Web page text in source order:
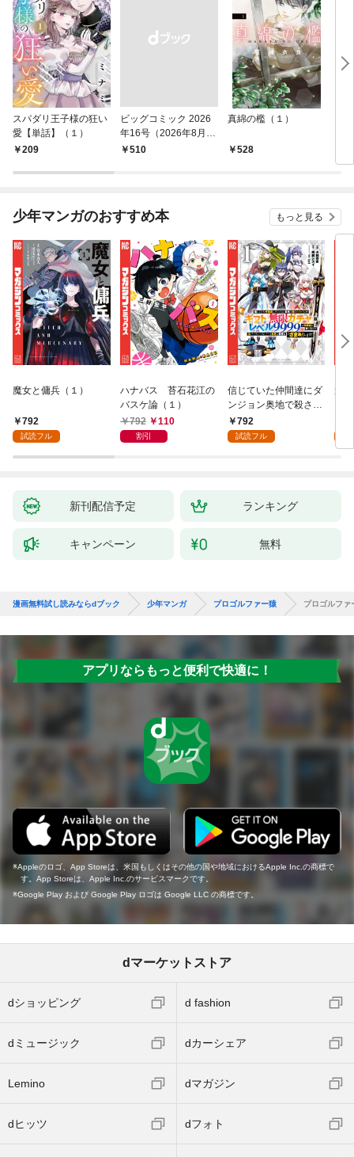
スパダリ王子様の狂い
愛【単話】（１）
209
ビッグコミック 2026
年16号（2026年8月7
日発売）
￥510
真綿の檻（１）
528
少年マンガのおすすめ本 もっと見る
魔女と傭兵（１）
792
試読フル
ハナバス 苔石花江の
バスケ論（１）
792
110
割引
信じていた仲間達にダ
ンジョン奥地で殺され
かけたがギフト『無限
ガチャ』でレベル９９
（１）
792
試読フル
追
強
～
新刊配信予定 ランキング
キャンペーン 無料
漫画無料試し読みならdブック 少年マンガ プロゴルファー猿 プロゴルファ
アプリならもっと便利で快適に！
Appleのロゴ、App Storeは、米国もしくはその他の国や地域におけるApple Inc.の商標で
す。App Storeは、Apple Inc.のサービスマークです。
Google Play および Google Play ロゴは Google LLC の商標です。
dマーケットストア
dショッピング d fashion
dミュージック dカーシェア
Lemino dマガジン
dヒッツ dフォト